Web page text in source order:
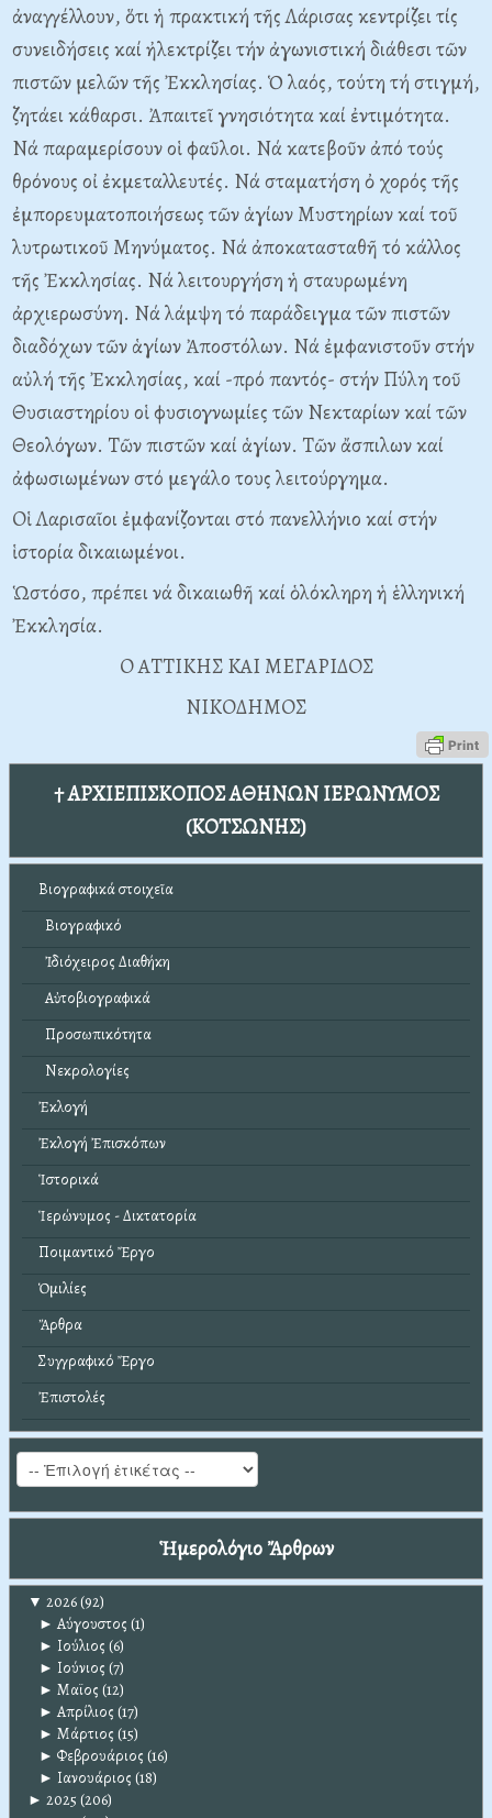
ἀναγγέλλουν, ὅτι ἡ πρακτική τῆς Λάρισας κεντρίζει τίς
συνειδήσεις καί ἠλεκτρίζει τήν ἀγωνιστική διάθεσι τῶν
πιστῶν μελῶν τῆς Ἐκκλησίας. Ὁ λαός, τούτη τή στιγμή,
ζητάει κάθαρσι. Ἀπαιτεῖ γνησιότητα καί ἐντιμότητα.
Nά παραμερίσουν οἱ φαῦλοι. Nά κατεβοῦν ἀπό τούς
θρόνους οἰ ἐκμεταλλευτές. Nά σταματήση ὀ χορός τῆς
ἐμπορευματοποιήσεως τῶν ἁγίων Mυστηρίων καί τοῦ
λυτρωτικοῦ Mηνύματος. Nά ἀποκατασταθῆ τό κάλλος
τῆς Ἐκκλησίας. Nά λειτουργήση ἡ σταυρωμένη
ἀρχιερωσύνη. Nά λάμψη τό παράδειγμα τῶν πιστῶν
διαδόχων τῶν ἁγίων Ἀποστόλων. Nά ἐμφανιστοῦν στήν
αὐλή τῆς Ἐκκλησίας, καί -πρό παντός- στήν Πύλη τοῦ
Θυσιαστηρίου οἱ φυσιογνωμίες τῶν Nεκταρίων καί τῶν
Θεολόγων. Tῶν πιστῶν καί ἁγίων. Tῶν ἄσπιλων καί
ἀφωσιωμένων στό μεγάλο τους λειτούργημα.
Oἱ Λαρισαῖοι ἐμφανίζονται στό πανελλήνιο καί στήν
ἱστορία δικαιωμένοι.
Ὡστόσο, πρέπει νά δικαιωθῆ καί ὁλόκληρη ἡ ἑλληνική
Ἐκκλησία.
O ATTIKHΣ KAI MEΓAPIΔOΣ
NIKOΔHMOΣ
† ΑΡΧΙΕΠΙΣΚΟΠΟΣ ΑΘΗΝΩΝ ΙΕΡΩΝΥΜΟΣ
(ΚΟΤΣΩΝΗΣ)
Βιογραφικά στοιχεῖα
Βιογραφικό
Ἰδιόχειρος Διαθήκη
Αὐτοβιογραφικά
Προσωπικότητα
Νεκρολογίες
Ἐκλογή
Ἐκλογή Ἐπισκόπων
Ἱστορικά
Ἱερώνυμος - Δικτατορία
Ποιμαντικό Ἔργο
Ὁμιλίες
Ἄρθρα
Συγγραφικό Ἔργο
Ἐπιστολές
Ἡμερολόγιο Ἄρθρων
▼ 2026(92)
► Αύγουστος (1)
► Ιούλιος (6)
► Ιούνιος (7)
► Μαϊος (12)
► Απρίλιος (17)
► Μάρτιος (15)
► Φεβρουάριος (16)
► Ιανουάριος (18)
► 2025 (206)